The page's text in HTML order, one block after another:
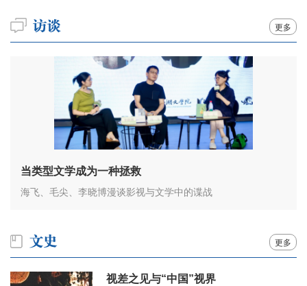
更多
当类型文学成为一种拯救
海飞、毛尖、李晓博漫谈影视与文学中的谍战
更多
视差之见与“中国”视界